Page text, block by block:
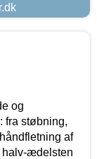
og
fra støbning,
af
halv-ædelsten